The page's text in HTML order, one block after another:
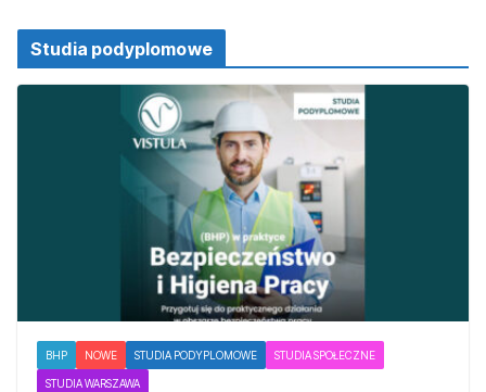
Studia podyplomowe
BHP NOWE STUDIA PODYPLOMOWE STUDIA SPOŁECZNE
STUDIA WARSZAWA